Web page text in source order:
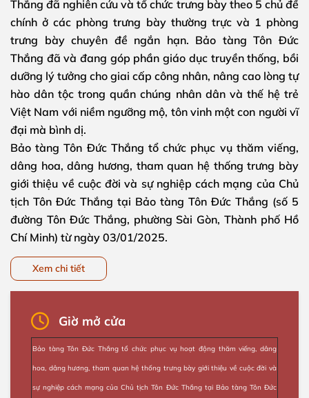
Thắng đã nghiên cứu và tổ chức trưng bày theo 5 chủ đề
chính ở các phòng trưng bày thường trực và 1 phòng
trưng bày chuyên đề ngắn hạn. Bảo tàng Tôn Đức
Thắng đã và đang góp phần giáo dục truyền thống, bồi
dưỡng lý tưởng cho giai cấp công nhân, nâng cao lòng tự
hào dân tộc trong quần chúng nhân dân và thế hệ trẻ
Việt Nam với niềm ngưỡng mộ, tôn vinh một con người vĩ
đại mà bình dị.
Bảo tàng Tôn Đức Thắng tổ chức phục vụ thăm viếng,
dâng hoa, dâng hương, tham quan hệ thống trưng bày
giới thiệu về cuộc đời và sự nghiệp cách mạng của Chủ
tịch Tôn Đức Thắng tại Bảo tàng Tôn Đức Thắng (số 5
đường Tôn Đức Thắng, phường Sài Gòn, Thành phố Hồ
Chí Minh) từ ngày 03/01/2025.
Xem chi tiết
Giờ mở cửa
Bảo tàng Tôn Đức Thắng tổ chức phục vụ hoạt động thăm viếng, dâng
hoa, dâng hương, tham quan hệ thống trưng bày giới thiệu về cuộc đời và
sự nghiệp cách mạng của Chủ tịch Tôn Đức Thắng tại Bảo tàng Tôn Đức